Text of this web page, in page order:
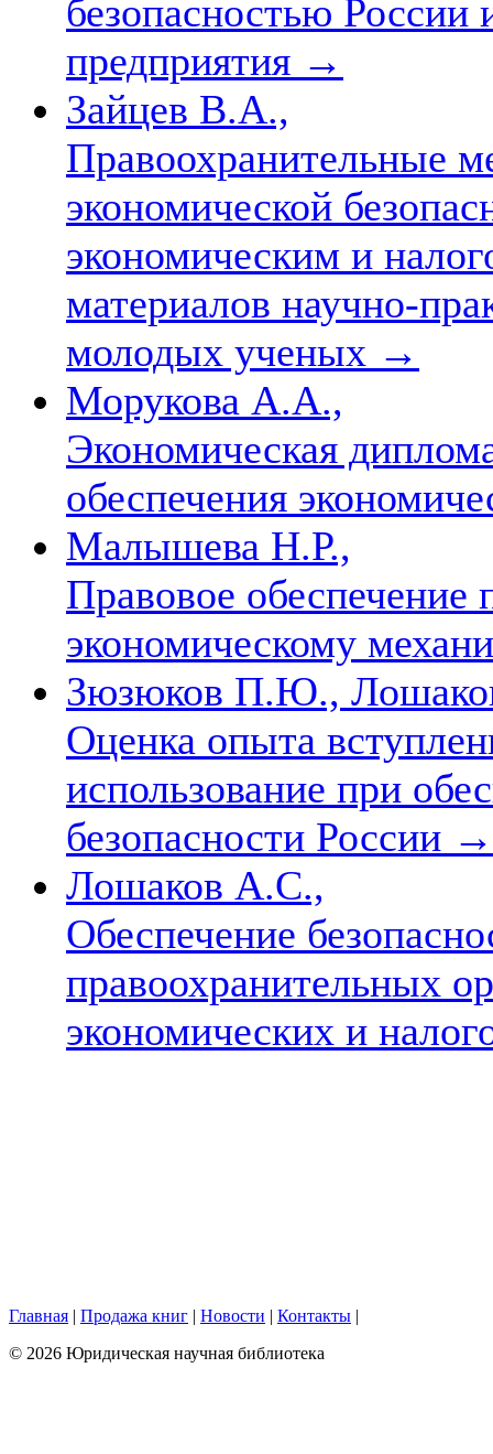
безопасностью России
предприятия →
Зайцев В.А.,
Правоохранительные
экономической
экономическим и
материалов научно-
молодых ученых →
Морукова А.А.,
Экономическая
обеспечения
Малышева Н.Р.,
Правовое обеспечение
экономическому
Зюзюков П.Ю.,
Оценка опыта
использование при
безопасности России →
Лошаков А.С.,
Обеспечение
правоохранительных
экономических и
Главная | Продажа книг | Новости | Контакты |
© 2026 Юридическая научная библиотека